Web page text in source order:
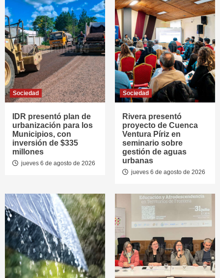
Sociedad
IDR presentó plan de
urbanización para los
Municipios, con
inversión de $335
millones
jueves 6 de agosto de 2026
Sociedad
Rivera presentó
proyecto de Cuenca
Ventura Píriz en
seminario sobre
gestión de aguas
urbanas
jueves 6 de agosto de 2026